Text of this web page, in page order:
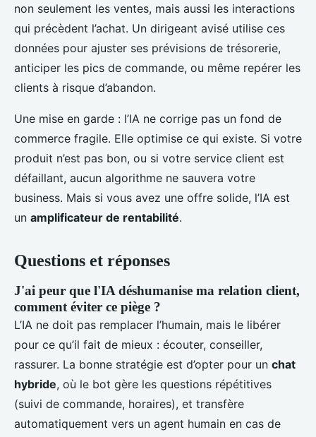
non seulement les ventes, mais aussi les interactions
qui précèdent l’achat. Un dirigeant avisé utilise ces
données pour ajuster ses prévisions de trésorerie,
anticiper les pics de commande, ou même repérer les
clients à risque d’abandon.
Une mise en garde : l’IA ne corrige pas un fond de
commerce fragile. Elle optimise ce qui existe. Si votre
produit n’est pas bon, ou si votre service client est
défaillant, aucun algorithme ne sauvera votre
business. Mais si vous avez une offre solide, l’IA est
un amplificateur de rentabilité.
Questions et réponses
J'ai peur que l'IA déshumanise ma relation client,
comment éviter ce piège ?
L’IA ne doit pas remplacer l’humain, mais le libérer
pour ce qu’il fait de mieux : écouter, conseiller,
rassurer. La bonne stratégie est d’opter pour un chat
hybride, où le bot gère les questions répétitives
(suivi de commande, horaires), et transfère
automatiquement vers un agent humain en cas de